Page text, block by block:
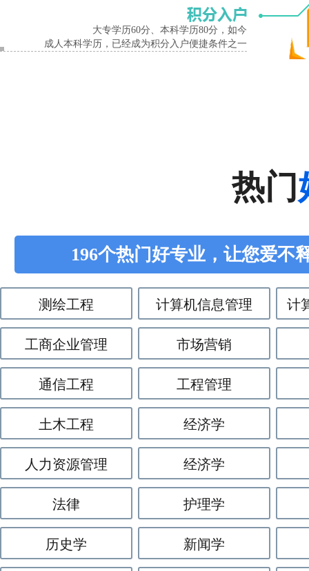
大专学历60分、本科学历80分，如今
成人本科学历，已经成为积分入户便捷条件之一
热门
196个热门好专业，让您爱不
测绘工程 计算机信息管理 计
工商企业管理 市场营销
通信工程 工程管理
土木工程 经济学
人力资源管理 经济学
法律 护理学
历史学 新闻学